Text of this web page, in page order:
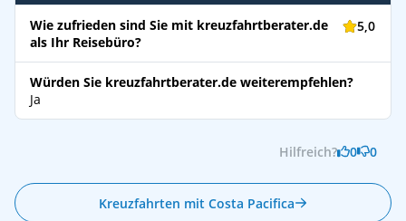
Wie zufrieden sind Sie mit kreuzfahrtberater.de
als Ihr Reisebüro?
5,0
Würden Sie kreuzfahrtberater.de weiterempfehlen?
Ja
Kreuzfahrten mit Costa Pacifica
Hilfreich? 0 0